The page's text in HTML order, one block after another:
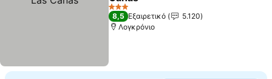
3 Αστέρια
8,5 Εξαιρετικό
5.120
Λογκρόνιο